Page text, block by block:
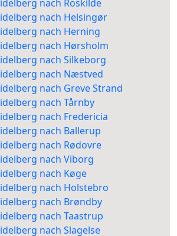
nach Roskilde
nach Helsingør
nach Herning
nach Hørsholm
nach Silkeborg
nach Næstved
nach Greve Strand
nach Tårnby
nach Fredericia
nach Ballerup
nach Rødovre
nach Viborg
nach Køge
nach Holstebro
nach Brøndby
nach Taastrup
nach Slagelse